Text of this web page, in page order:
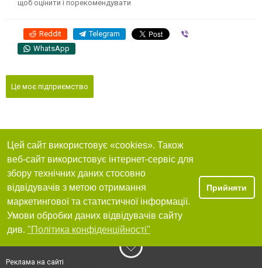
щоб оцінити і порекомендувати
Reddit Telegram
WhatsApp
Це моє підприємство
Цей сайт використовує «cookies». Також
веб-сайт використовує інтернет-сервіс для
збору технічних даних стосовно
відвідувачів з метою отримання
маркетингової та статистичної інформації.
Умови обробки даних відвідувачів сайту
див. "Політика конфіденційності"
Прийняти
Реклама на сайті